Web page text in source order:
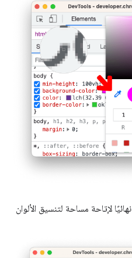
نهائيًا لإتاحة مساحة لتنسيق الألوان